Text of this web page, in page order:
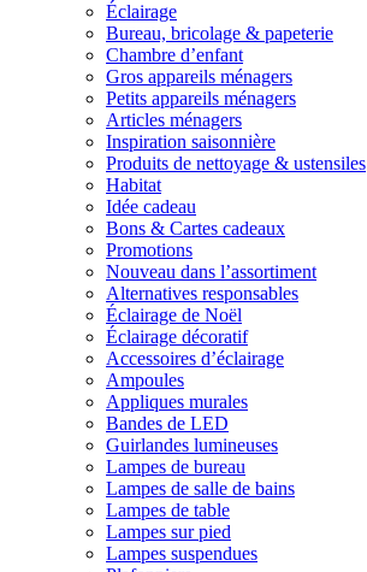
Éclairage
Bureau, bricolage & papeterie
Chambre d’enfant
Gros appareils ménagers
Petits appareils ménagers
Articles ménagers
Inspiration saisonnière
Produits de nettoyage & ustensiles
Habitat
Idée cadeau
Bons & Cartes cadeaux
Promotions
Nouveau dans l’assortiment
Alternatives responsables
Éclairage de Noël
Éclairage décoratif
Accessoires d’éclairage
Ampoules
Appliques murales
Bandes de LED
Guirlandes lumineuses
Lampes de bureau
Lampes de salle de bains
Lampes de table
Lampes sur pied
Lampes suspendues